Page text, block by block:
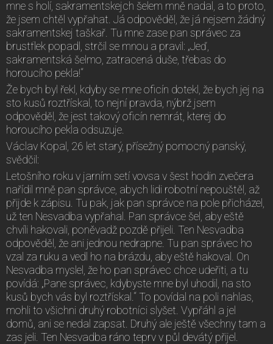
mne s holí, sakramentskejch šelem mně nadal, a to proto,
že jsem chtěl vypřahat. Já odpověděl, že já nejsem žádný
sakramentskej taškař. Tu mne zase pan správec za
brustflek popadl, strčil se mnou a pravil: „Jeď,
sakramentská šelmo, zatracená duše, třebas do
horoucího pekla!“
Že bych byl řekl, kdyby se mne oficín dotekl, že bych jej na
sto kusů roztřískal, to nejní pravda, nýbrž jsem
odpověděl, že jest takový oficín nemrát, kterej do
horoucího pekla odsuzuje.
Václav Kopal, 26 let starý, přísežný pomocný panský,
svědčil:
Letošního roku v jarním setí vovsa v šest hodin zvečera
nařídil mně pan správce, abych lidi robotní nepouštěl, až
přijde k zápisu. Tu pak, jak pan správce na pole přicházel,
už ten Nesvadba vypřahal. Pan správce šel, aby eště
chvíli hakovali, poněvadž pozdě přijeli. Ten Nesvadba
odpověděl, že ani jednou nedrapne. Tu pan správec ho
vzal za ruku a vedl ho na brázdu, aby eště hakoval. On
Nesvadba myslel, že ho pan správec chce udeřiti, a tu
povídá: „Pane správec, kdybyste mne byl uhodil, na sto
kusů bych vás byl roztřískal.“ To povídal na poli nahlas,
mohli to všichni druhý robotníci slyšet. Vypřáhl a jel
domů, ani se nedal zapsat. Druhý ale ještě všechny tam a
zas jeli. Ten Nesvadba ráno teprv v půl devátý přijel.